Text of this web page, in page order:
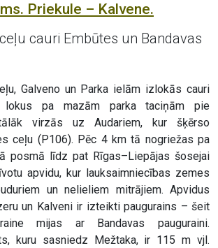
Priekule – Kalvene.
cauri Embūtes un Bandavas
Galveno un Parka ielām izlokās cauri
lokus pa mazām parka taciņām pie
virzās uz Audariem, kur šķērso
ceļu (P106). Pēc 4 km tā nogriežas pa
posmā līdz pat Rīgas–Liepājas šosejai
apvidu, kur lauksaimniecības zemes
un nelieliem mitrājiem. Apvidus
un Kalveni ir izteikti paugurains – šeit
mijas ar Bandavas pauguraini.
kuru sasniedz Mežtaka, ir 115 m vjl.